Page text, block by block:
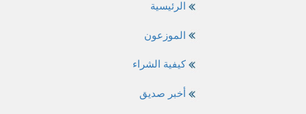
الرئيسية
الموزعون
كيفية الشراء
أخبر صديق